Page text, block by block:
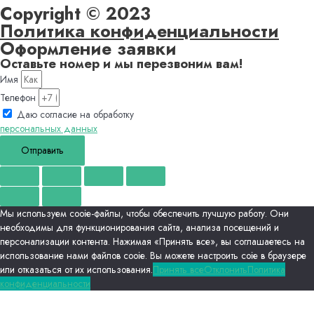
Copyright © 2023
Политика конфиденциальности
Оформление заявки
Оставьте номер и мы перезвоним вам!
Имя
Телефон
Даю согласие на обработку
персональных данных
Отправить
Мы используем сооіе-файлы, чтобы обеспечить лучшую работу. Они
необходимы для функционирования сайта, анализа посещений и
персонализации контента. Нажимая «Принять все», вы соглашаетесь на
использование нами файлов сооіе. Вы можете настроить соіе в браузере
или отказаться от их использования.Принять всеОтклонитьПолитика
конфиденциальности